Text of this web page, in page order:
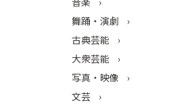
舞踊・演劇
古典芸能
大衆芸能
写真・映像
文芸